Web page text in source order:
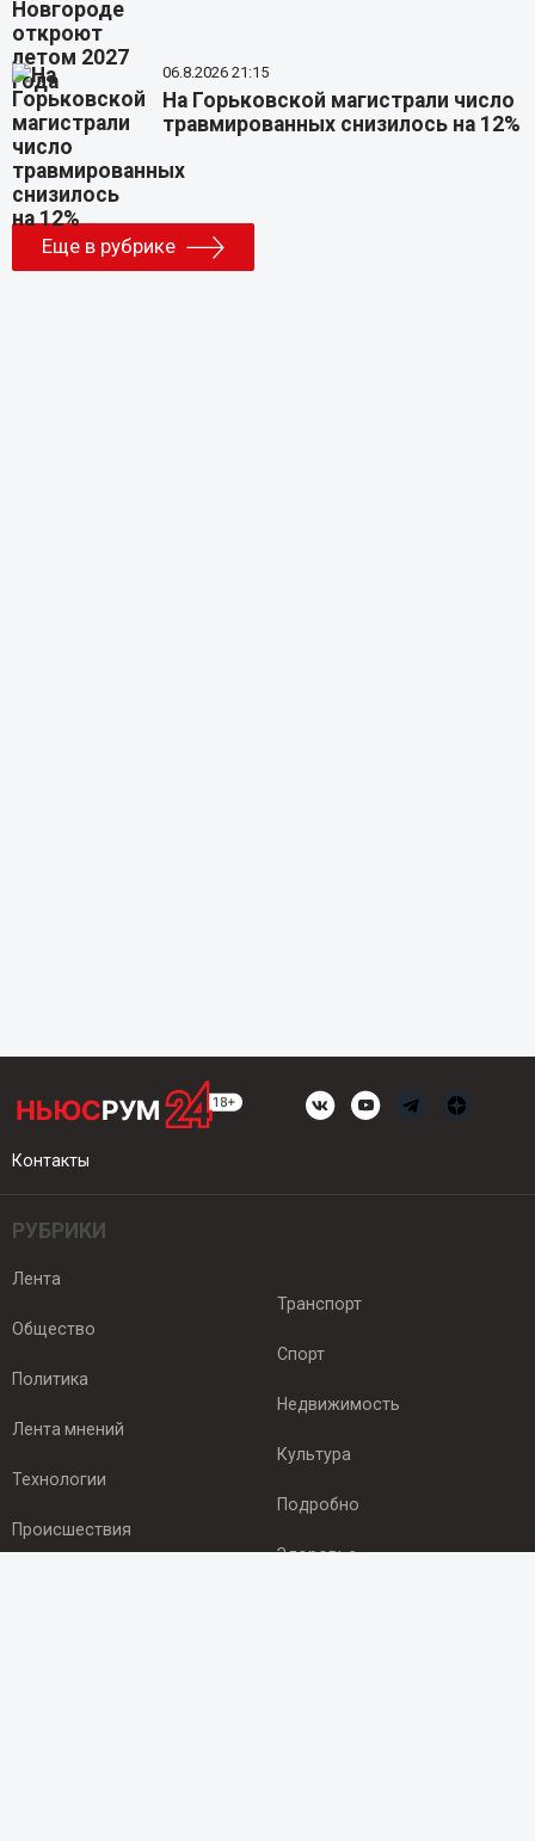
06.8.2026 21:15
На Горьковской магистрали число
травмированных снизилось на 12%
Еще в рубрике
Контакты
РУБРИКИ
Лента
Общество
Политика
Лента мнений
Технологии
Происшествия
Транспорт
Спорт
Недвижимость
Культура
Подробно
Здоровье